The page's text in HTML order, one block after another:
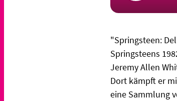
"Springsteen:
Springsteens
Jeremy Allen
Dort kämpft er
eine Sammlung